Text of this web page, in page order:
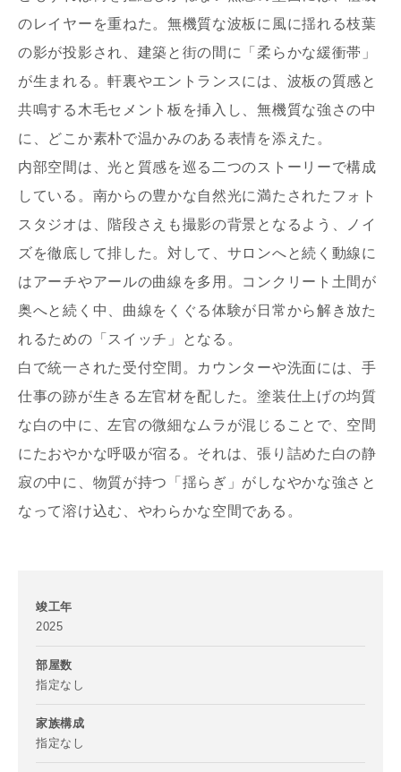
のレイヤーを重ねた。無機質な波板に風に揺れる枝葉
の影が投影され、建築と街の間に「柔らかな緩衝帯」
が生まれる。軒裏やエントランスには、波板の質感と
共鳴する木毛セメント板を挿入し、無機質な強さの中
に、どこか素朴で温かみのある表情を添えた。
内部空間は、光と質感を巡る二つのストーリーで構成
している。南からの豊かな自然光に満たされたフォト
スタジオは、階段さえも撮影の背景となるよう、ノイ
ズを徹底して排した。対して、サロンへと続く動線に
はアーチやアールの曲線を多用。コンクリート土間が
奥へと続く中、曲線をくぐる体験が日常から解き放た
れるための「スイッチ」となる。
白で統一された受付空間。カウンターや洗面には、手
仕事の跡が生きる左官材を配した。塗装仕上げの均質
な白の中に、左官の微細なムラが混じることで、空間
にたおやかな呼吸が宿る。それは、張り詰めた白の静
寂の中に、物質が持つ「揺らぎ」がしなやかな強さと
なって溶け込む、やわらかな空間である。
竣工年
2025
部屋数
指定なし
家族構成
指定なし
お名前
メールアドレス
ご住所
都道府県